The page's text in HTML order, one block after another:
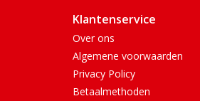
Klantenservice
Over ons
Algemene voorwaarden
Privacy Policy
Betaalmethoden